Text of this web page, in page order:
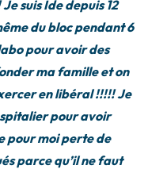
suis Ide depuis 12
du bloc pendant 6
pour avoir des
ma famille et on
en libéral !!!!! Je
pour avoir
pour moi perte de
parce qu’il ne faut